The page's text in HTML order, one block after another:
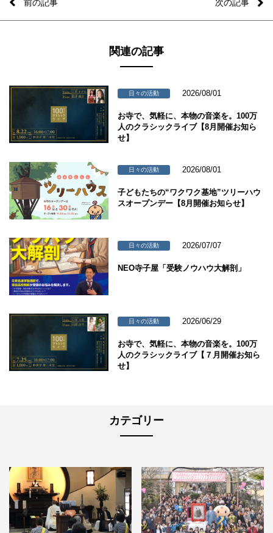
前の記事 次の記事
関連の記事
日々の活動 2026/08/01
お寺で、気軽に、本物の音楽を。100万
人のクラシックライブ【8月開催お知ら
せ】
日々の活動 2026/08/01
子どもたちの“ワクワク基地”ツリーハウ
スオープンデー【8月開催お知らせ】
日々の活動 2026/07/07
NEO寺子屋「受験ノウハウ大解剖」
日々の活動 2026/06/29
お寺で、気軽に、本物の音楽を。100万
人のクラシックライブ【７月開催お知ら
せ】
カテゴリー